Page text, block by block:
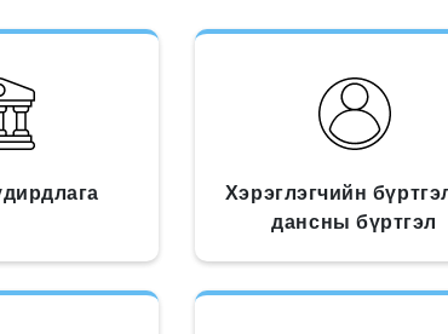
Хэрэглэгчийн
дансны бүртгэл